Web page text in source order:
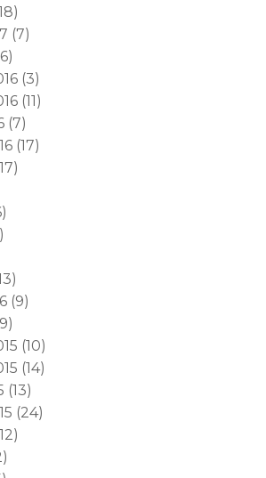
(7)
(3)
(11)
(7)
(17)
(9)
(10)
(14)
(13)
(24)